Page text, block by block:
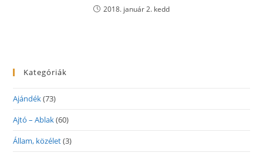
2018. január 2. kedd
Kategóriák
Ajándék(73)
Ajtó – Ablak(60)
Állam, közélet(3)